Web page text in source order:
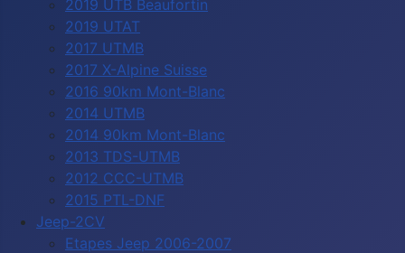
2019 UTB Beaufortin
2019 UTAT
2017 UTMB
2017 X-Alpine Suisse
2016 90km Mont-Blanc
2014 UTMB
2014 90km Mont-Blanc
2013 TDS-UTMB
2012 CCC-UTMB
2015 PTL-DNF
Jeep-2CV
Etapes Jeep 2006-2007